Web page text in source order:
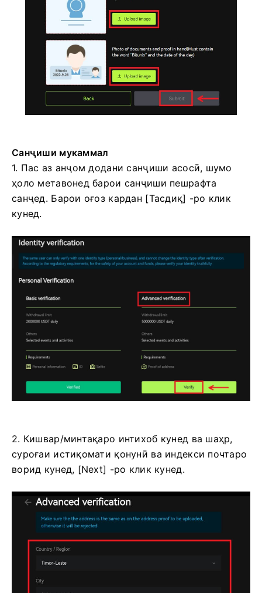
Санҷиши мукаммал
1. Пас аз анҷом додани санҷиши асосӣ, шумо
ҳоло метавонед барои санҷиши пешрафта
санҷед. Барои оғоз кардан [Тасдиқ] -ро клик
кунед.
2. Кишвар/минтақаро интихоб кунед ва шаҳр,
суроғаи истиқомати қонунӣ ва индекси почтаро
ворид кунед, [Next] -ро клик кунед.